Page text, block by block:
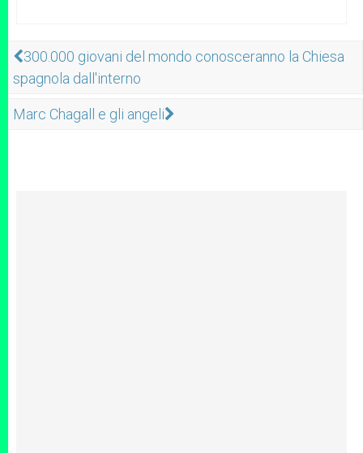
300.000 giovani del mondo conosceranno la Chiesa
spagnola dall'interno
Marc Chagall e gli angeli